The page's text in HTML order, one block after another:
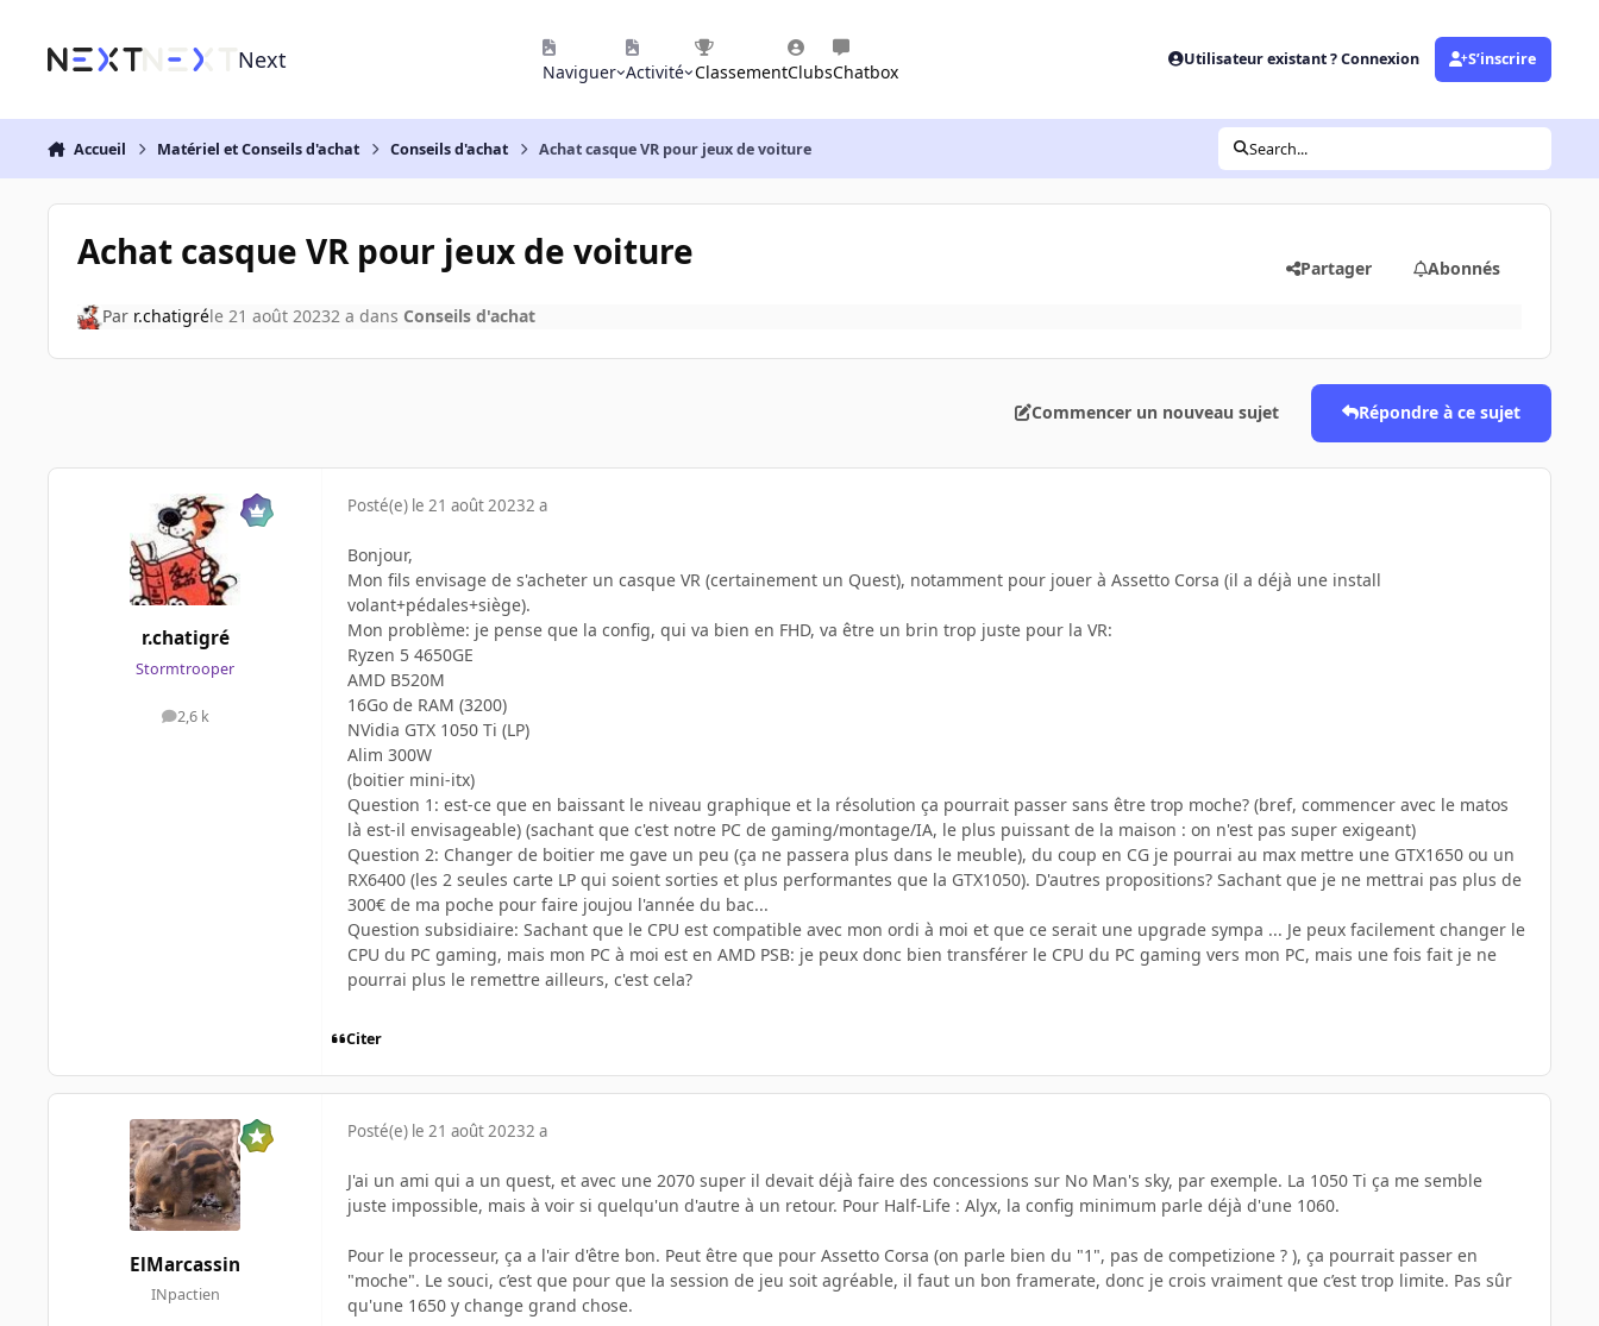
Next Naviguer Activité ClassementClubsChatbox
Utilisateur existant ? Connexion S’inscrire
Accueil Matériel et Conseils d'achat Conseils d'achat Achat casque VR pour jeux de voiture Search...
Achat casque VR pour jeux de voiture Partager Abonnés
Par r.chatigréle 21 août 20232 a dans Conseils d'achat
Commencer un nouveau sujet Répondre à ce sujet
r.chatigré
Stormtrooper
2,6 k
messages
Posté(e) le 21 août 20232 a
Bonjour,
Mon fils envisage de s'acheter un casque VR (certainement un Quest), notamment pour jouer à Assetto Corsa (il a déjà une install
volant+pédales+siège).
Mon problème: je pense que la config, qui va bien en FHD, va être un brin trop juste pour la VR:
Ryzen 5 4650GE
AMD B520M
16Go de RAM (3200)
NVidia GTX 1050 Ti (LP)
Alim 300W
(boitier mini-itx)
Question 1: est-ce que en baissant le niveau graphique et la résolution ça pourrait passer sans être trop moche? (bref, commencer avec le matos
là est-il envisageable) (sachant que c'est notre PC de gaming/montage/IA, le plus puissant de la maison : on n'est pas super exigeant)
Question 2: Changer de boitier me gave un peu (ça ne passera plus dans le meuble), du coup en CG je pourrai au max mettre une GTX1650 ou un
RX6400 (les 2 seules carte LP qui soient sorties et plus performantes que la GTX1050). D'autres propositions? Sachant que je ne mettrai pas plus de
300€ de ma poche pour faire joujou l'année du bac...
Question subsidiaire: Sachant que le CPU est compatible avec mon ordi à moi et que ce serait une upgrade sympa ... Je peux facilement changer le
CPU du PC gaming, mais mon PC à moi est en AMD PSB: je peux donc bien transférer le CPU du PC gaming vers mon PC, mais une fois fait je ne
pourrai plus le remettre ailleurs, c'est cela?
Citer
ElMarcassin
INpactien
Posté(e) le 21 août 20232 a
J'ai un ami qui a un quest, et avec une 2070 super il devait déjà faire des concessions sur No Man's sky, par exemple. La 1050 Ti ça me semble
juste impossible, mais à voir si quelqu'un d'autre à un retour. Pour Half-Life : Alyx, la config minimum parle déjà d'une 1060.
Pour le processeur, ça a l'air d'être bon. Peut être que pour Assetto Corsa (on parle bien du "1", pas de competizione ? ), ça pourrait passer en
"moche". Le souci, c’est que pour que la session de jeu soit agréable, il faut un bon framerate, donc je crois vraiment que c’est trop limite. Pas sûr
qu'une 1650 y change grand chose.